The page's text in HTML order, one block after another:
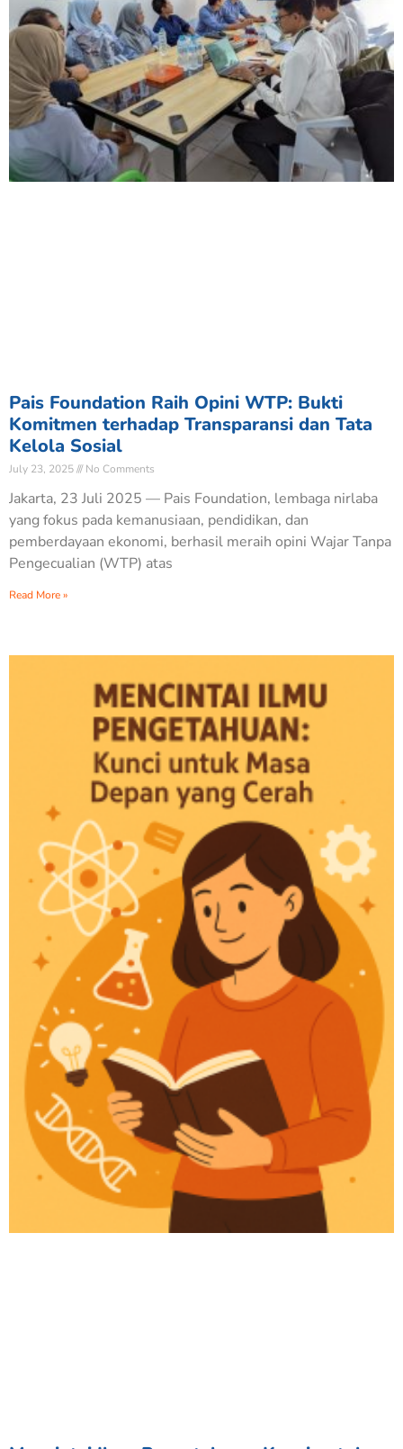
Pais Foundation Raih Opini WTP: Bukti
Komitmen terhadap Transparansi dan Tata
Kelola Sosial
July 23, 2025 No Comments
Jakarta, 23 Juli 2025 — Pais Foundation, lembaga nirlaba
yang fokus pada kemanusiaan, pendidikan, dan
pemberdayaan ekonomi, berhasil meraih opini Wajar Tanpa
Pengecualian (WTP) atas
Read More »